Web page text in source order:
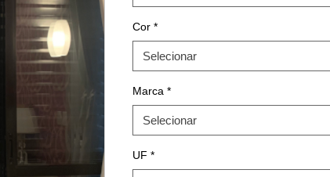
Cor *
Selecionar
Marca *
Selecionar
UF *